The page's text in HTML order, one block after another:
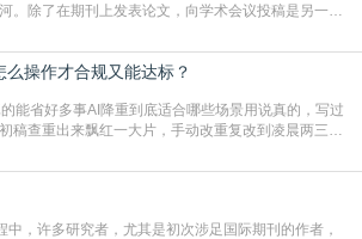
。除了在期刊上发表论文，向学术会议投稿是另一个
着个体研究与社会网络。本篇AEIC学术交流中心小编
意义”。一、加速研究成果的传播与反馈学术会议通
特点。相比期刊漫长的
操作才合规又能达标？
能省好多事AI降重到底适合哪些场景用说真的，写过
稿查重出来飘红一大片，手动改重复改到凌晨两三
重真的就是救命稻草，选对工具，半天就能搞定你两
有人都需要用AI降重，但如果你符合下面这些场景，
复率远超要
中，许多研究者，尤其是初次涉足国际期刊的作者，